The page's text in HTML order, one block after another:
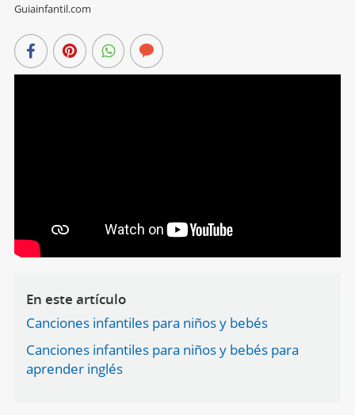
Guiainfantil.com
En este artículo
Canciones infantiles para niños y bebés
Canciones infantiles para niños y bebés para
aprender inglés